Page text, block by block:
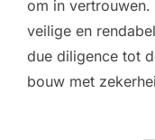
om in
veilige en
due diligence tot
bouw met